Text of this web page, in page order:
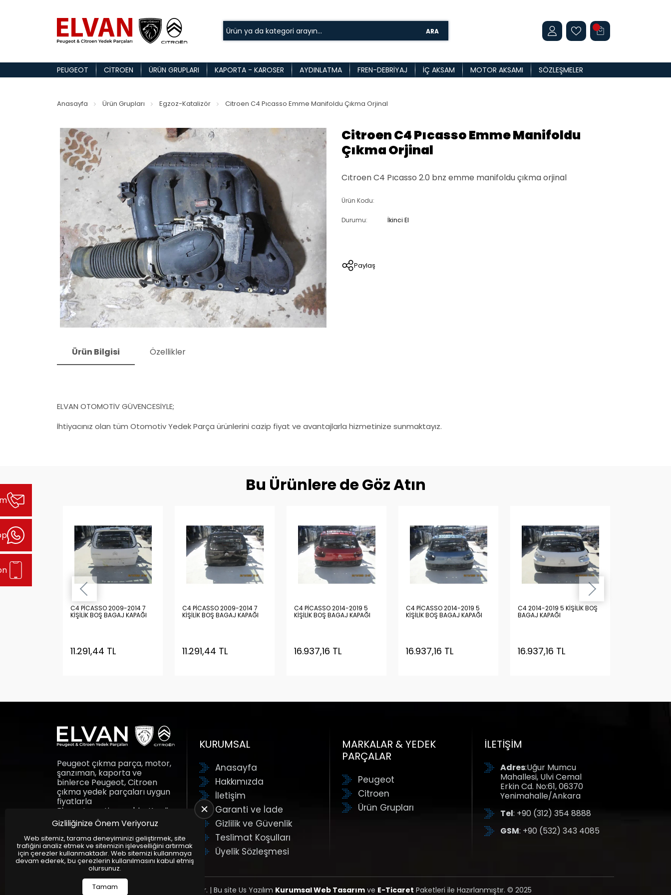
ARA
PEUGEOT CITROEN ÜRÜN GRUPLARI KAPORTA - KAROSER AYDINLATMA FREN-DEBRIYAJ İÇ AKSAM MOTOR AKSAMI SÖZLEŞMELER
Anasayfa Ürün Grupları Egzoz-Katalizör Citroen C4 Pıcasso Emme Manifoldu Çıkma Orjinal
Citroen C4 Pıcasso Emme Manifoldu
Çıkma Orjinal
Cıtroen C4 Pıcasso 2.0 bnz emme manifoldu çıkma orjinal
Ürün Kodu:
Durumu: İkinci El
Paylaş
Ürün Bilgisi Özellikler
ELVAN OTOMOTİV GÜVENCESİYLE;
İhtiyacınız olan tüm Otomotiv Yedek Parça ürünlerini cazip fiyat ve avantajlarla hizmetinize sunmaktayız.
Bu Ürünlere de Göz Atın
C4 PİCASSO 2009-2014 7
KİŞİLİK BOŞ BAGAJ KAPAĞI
11.291,44 TL
C4 PİCASSO 2009-2014 7
KİŞİLİK BOŞ BAGAJ KAPAĞI
11.291,44 TL
C4 PİCASSO 2014-2019 5
KİŞİLİK BOŞ BAGAJ KAPAĞI
16.937,16 TL
C4 PİCASSO 2014-2019 5
KİŞİLİK BOŞ BAGAJ KAPAĞI
16.937,16 TL
C4 2014-2019 5 KİŞİLİK BOŞ
BAGAJ KAPAĞI
16.937,16 TL
Peugeot çıkma parça, motor,
şanzıman, kaporta ve
binlerce Peugeot, Citroen
çıkma yedek parçaları uygun
fiyatlarla
Elvanotomotiv.com'da. Kredi
kartına taksit fırsatı ile yedek
parçalar adresine gelsin.
Elvan Otomotiv.
KURUMSAL
Anasayfa
Hakkımızda
İletişim
Garanti ve İade
Gizlilik ve Güvenlik
Teslimat Koşulları
Üyelik Sözleşmesi
MARKALAR & YEDEK
PARÇALAR
Peugeot
Citroen
Ürün Grupları
İLETIŞIM
Adres:Uğur Mumcu
Mahallesi, Ulvi Cemal
Erkin Cd. No:61, 06370
Yenimahalle/Ankara
Tel: +90 (312) 354 8888
GSM: +90 (532) 343 4085
Tüm Hakları Saklıdır. | Bu site Us Yazılım Kurumsal Web Tasarımve E-Ticaret Paketleri ile Hazırlanmıştır. © 2025
Gizliliğinize Önem Veriyoruz
Web sitemiz, tarama deneyiminizi geliştirmek, site
trafiğini analiz etmek ve sitemizin işlevselliğini artırmak
için çerezler kullanmaktadır. Web sitemizi kullanmaya
devam ederek, bu çerezlerin kullanılmasını kabul etmiş
olursunuz.
Tamam